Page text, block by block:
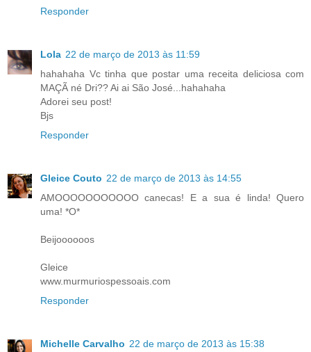
Responder
Lola 22 de março de 2013 às 11:59
hahahaha Vc tinha que postar uma receita deliciosa com
MAÇÃ né Dri?? Ai ai São José...hahahaha
Adorei seu post!
Bjs
Responder
Gleice Couto 22 de março de 2013 às 14:55
AMOOOOOOOOOOO canecas! E a sua é linda! Quero
uma! *O*
Beijoooooos
Gleice
www.murmuriospessoais.com
Responder
Michelle Carvalho 22 de março de 2013 às 15:38